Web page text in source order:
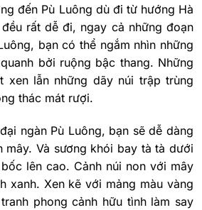
đến Pù Luông dù đi từ hướng Hà
rất dễ đi, ngay cả những đoạn
bạn có thể ngắm nhìn những
bởi ruộng bậc thang. Những
xen lẫn những dãy núi trập trùng
thác mát rượi.
ngàn Pù Luông, bạn sẽ dễ dàng
mây. Và sương khói bay tà tà dưới
lên cao. Cảnh núi non với mây
xanh. Xen kẽ với mảng màu vàng
phong cảnh hữu tình làm say